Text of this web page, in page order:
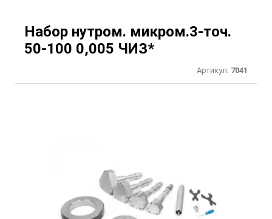
Набор нутром. микром.3-точ.
50-100 0,005 ЧИЗ*
Артикул: 7041